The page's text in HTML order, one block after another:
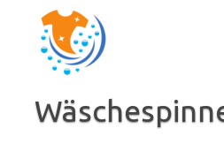
Inhalt
springen